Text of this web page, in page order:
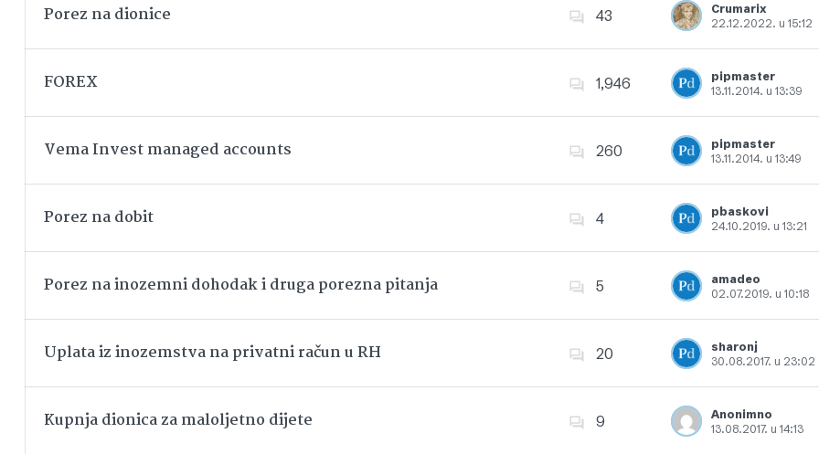
Porez na dionice 43
Crumarix
22.12.2022. u 15:12
Dodajte u favorite
FOREX 1,946
pipmaster
13.11.2014. u 13:39
Dodajte u favorite
Vema Invest managed accounts 260
pipmaster
13.11.2014. u 13:49
Dodajte u favorite
Porez na dobit 4
pbaskovi
24.10.2019. u 13:21
Dodajte u favorite
Porez na inozemni dohodak i druga porezna pitanja 5
amadeo
02.07.2019. u 10:18
Dodajte u favorite
Uplata iz inozemstva na privatni račun u RH 20
sharonj
30.08.2017. u 23:02
Dodajte u favorite
Kupnja dionica za maloljetno dijete 9
Anonimno
13.08.2017. u 14:13